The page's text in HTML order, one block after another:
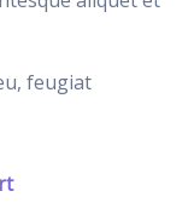
feugiat